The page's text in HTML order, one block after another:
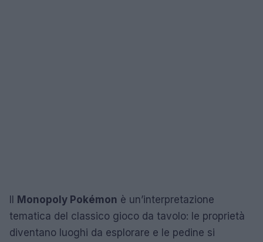
Il Monopoly Pokémon è un’interpretazione
tematica del classico gioco da tavolo: le proprietà
diventano luoghi da esplorare e le pedine si